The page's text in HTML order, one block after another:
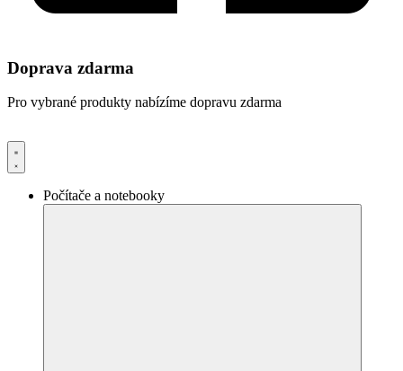
Doprava zdarma
Pro vybrané produkty nabízíme dopravu zdarma
Počítače a notebooky